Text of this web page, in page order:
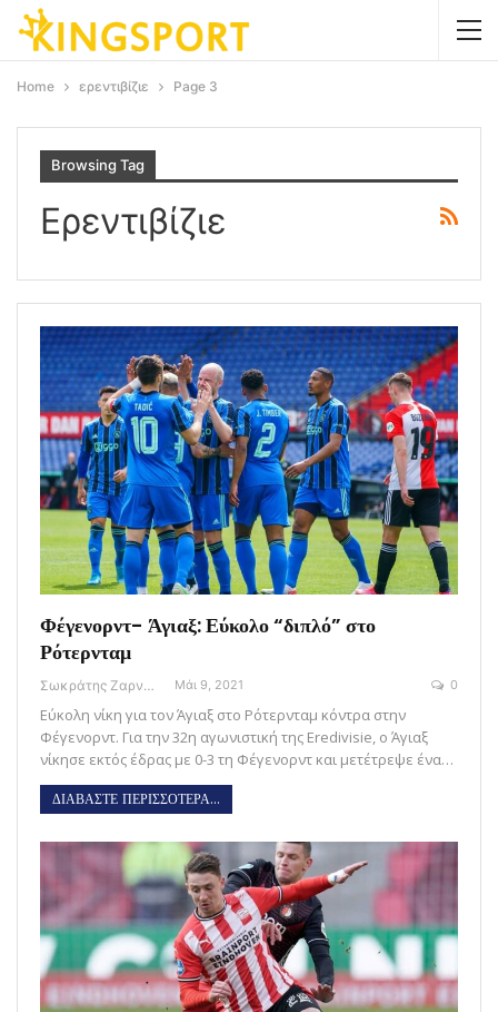
Home ερεντιβίζιε Page 3
Browsing Tag
Ερεντιβίζιε
Φέγενορντ- Άγιαξ: Εύκολο “διπλό” στο
Ρότερνταμ
Σωκράτης Ζαρναβέλης Μάι 9, 2021 0
Εύκολη νίκη για τον Άγιαξ στο Ρότερνταμ κόντρα στην
Φέγενορντ. Για την 32η αγωνιστική της Eredivisie, ο Άγιαξ
νίκησε εκτός έδρας με 0-3 τη Φέγενορντ και μετέτρεψε ένα…
ΔΙΑΒΑΣΤΕ ΠΕΡΙΣΣΟΤΕΡΑ...